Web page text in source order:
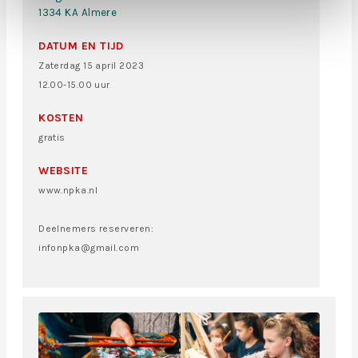
1334 KA Almere
DATUM EN TIJD
Zaterdag 15 april 2023
12.00-15.00 uur
KOSTEN
gratis
WEBSITE
www.npka.nl
Deelnemers reserveren:
infonpka@gmail.com